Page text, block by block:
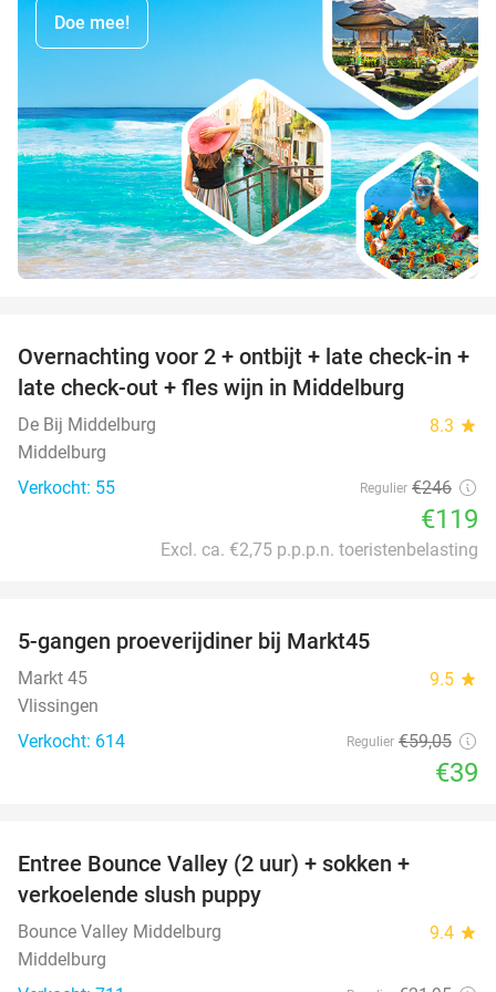
Doe mee!
52%
Overnachting voor 2 + ontbijt + late check-in +
late check-out + fles wijn in Middelburg
De Bij Middelburg 8.3 star
Middelburg
Verkocht: 55
Regulier €246
€119
Excl. ca. €2,75 p.p.p.n. toeristenbelasting
5-gangen proeverijdiner bij Markt45
Markt 45 9.5 star
Vlissingen
Verkocht: 614
Regulier €59,05
€39
Entree Bounce Valley (2 uur) + sokken +
verkoelende slush puppy
Bounce Valley Middelburg 9.4 star
Middelburg